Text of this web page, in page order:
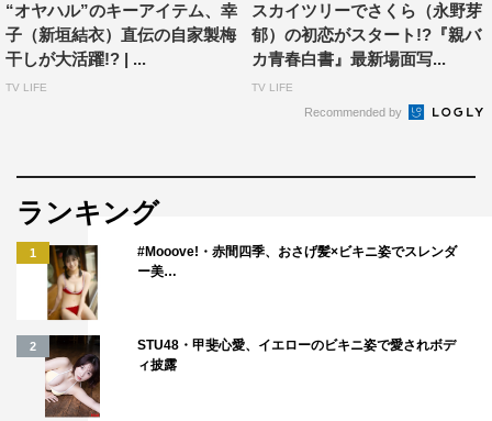
番組情報
『親バカ青春白書』
“オヤハル”のキーアイテム、幸
子（新垣結衣）直伝の自家製梅
干しが大活躍!? | ...
TV LIFE
スカイツリーでさくら（永野芽
郁）の初恋がスタート!?『親バ
カ青春白書』最新場面写...
TV LIFE
Recommended by
ランキング
1
#Mooove!・赤間四季、おさげ髪×ビキニ姿でスレンダ
ー美…
2
STU48・甲斐心愛、イエローのビキニ姿で愛されボデ
ィ披露